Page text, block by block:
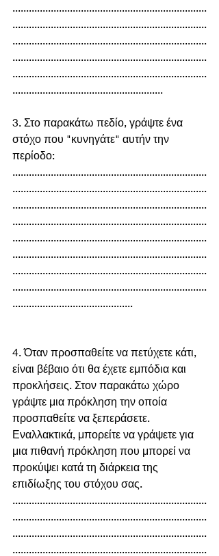
.......................................................................
.......................................................................
.......................................................................
.......................................................................
.......................................................................
.......................................................
3. Στο παρακάτω πεδίο, γράψτε ένα
στόχο που "κυνηγάτε" αυτήν την
περίοδο:
.......................................................................
.......................................................................
.......................................................................
.......................................................................
.......................................................................
.......................................................................
.......................................................................
.......................................................................
............................................
4. Όταν προσπαθείτε να πετύχετε κάτι,
είναι βέβαιο ότι θα έχετε εμπόδια και
προκλήσεις. Στον παρακάτω χώρο
γράψτε μια πρόκληση την οποία
προσπαθείτε να ξεπεράσετε.
Εναλλακτικά, μπορείτε να γράψετε για
μια πιθανή πρόκληση που μπορεί να
προκύψει κατά τη διάρκεια της
επιδίωξης του στόχου σας.
.......................................................................
.......................................................................
.......................................................................
.......................................................................